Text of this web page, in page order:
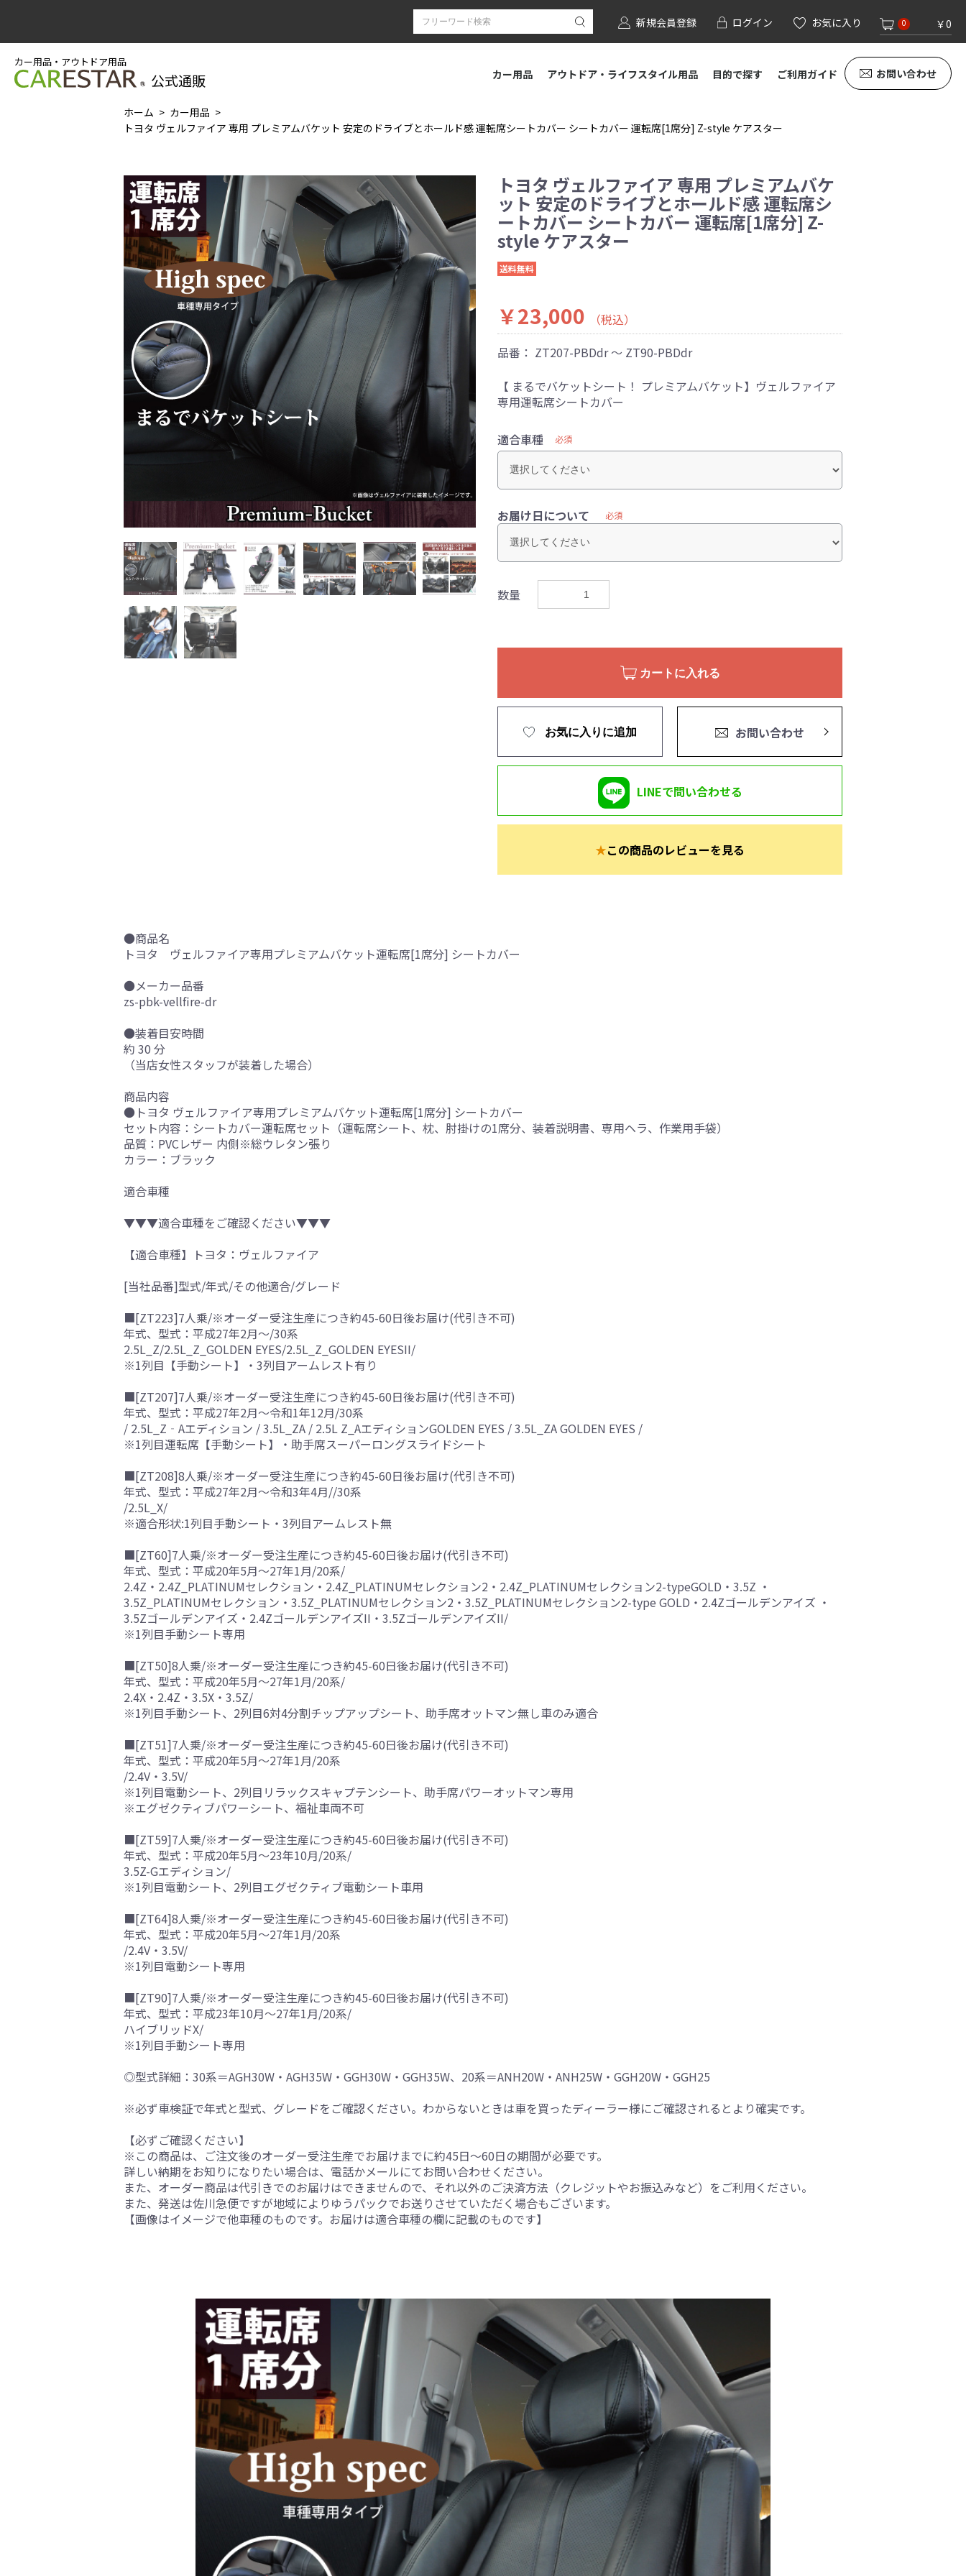
新規会員登録 ログイン お気に入り 0 ￥0
カー用品・アウトドア用品
公式通販 カー用品 アウトドア・ライフスタイル用品 目的で探す ご利用ガイド お問い合わせ
ホーム
カー用品
トヨタ ヴェルファイア 専用 プレミアムバケット 安定のドライブとホールド感 運転席シートカバー シートカバー 運転席[1席分] Z-style ケアスター
トヨタ ヴェルファイア 専用 プレミアムバケ
ット 安定のドライブとホールド感 運転席シ
ートカバー シートカバー 運転席[1席分] Z-
style ケアスター
送料無料
￥23,000
（税込）
品番： ZT207-PBDdr ～ ZT90-PBDdr
【 まるでバケットシート！ プレミアムバケット】ヴェルファイア
専用運転席シートカバー
適合車種 必須
お届け日について 必須
数量
カートに入れる
お気に入りに追加 お問い合わせ
LINEで問い合わせる
★この商品のレビューを見る
●商品名
トヨタ ヴェルファイア専用プレミアムバケット運転席[1席分] シートカバー
●メーカー品番
zs-pbk-vellfire-dr
●装着目安時間
約 30 分
（当店女性スタッフが装着した場合）
商品内容
●トヨタ ヴェルファイア専用プレミアムバケット運転席[1席分] シートカバー
セット内容：シートカバー運転席セット（運転席シート、枕、肘掛けの1席分、装着説明書、専用ヘラ、作業用手袋）
品質：PVCレザー 内側※総ウレタン張り
カラー：ブラック
適合車種
▼▼▼適合車種をご確認ください▼▼▼
【適合車種】トヨタ：ヴェルファイア
[当社品番]型式/年式/その他適合/グレード
■[ZT223]7人乗/※オーダー受注生産につき約45-60日後お届け(代引き不可)
年式、型式：平成27年2月～/30系
2.5L_Z/2.5L_Z_GOLDEN EYES/2.5L_Z_GOLDEN EYESII/
※1列目【手動シート】・3列目アームレスト有り
■[ZT207]7人乗/※オーダー受注生産につき約45-60日後お届け(代引き不可)
年式、型式：平成27年2月～令和1年12月/30系
/ 2.5L_Z‐Aエディション / 3.5L_ZA / 2.5L Z_AエディションGOLDEN EYES / 3.5L_ZA GOLDEN EYES /
※1列目運転席【手動シート】・助手席スーパーロングスライドシート
■[ZT208]8人乗/※オーダー受注生産につき約45-60日後お届け(代引き不可)
年式、型式：平成27年2月～令和3年4月//30系
/2.5L_X/
※適合形状:1列目手動シート・3列目アームレスト無
■[ZT60]7人乗/※オーダー受注生産につき約45-60日後お届け(代引き不可)
年式、型式：平成20年5月～27年1月/20系/
2.4Z・2.4Z_PLATINUMセレクション・2.4Z_PLATINUMセレクション2・2.4Z_PLATINUMセレクション2-typeGOLD・3.5Z ・
3.5Z_PLATINUMセレクション・3.5Z_PLATINUMセレクション2・3.5Z_PLATINUMセレクション2-type GOLD・2.4Zゴールデンアイズ ・
3.5Zゴールデンアイズ・2.4ZゴールデンアイズII・3.5ZゴールデンアイズII/
※1列目手動シート専用
■[ZT50]8人乗/※オーダー受注生産につき約45-60日後お届け(代引き不可)
年式、型式：平成20年5月～27年1月/20系/
2.4X・2.4Z・3.5X・3.5Z/
※1列目手動シート、2列目6対4分割チップアップシート、助手席オットマン無し車のみ適合
■[ZT51]7人乗/※オーダー受注生産につき約45-60日後お届け(代引き不可)
年式、型式：平成20年5月～27年1月/20系
/2.4V・3.5V/
※1列目電動シート、2列目リラックスキャプテンシート、助手席パワーオットマン専用
※エグゼクティブパワーシート、福祉車両不可
■[ZT59]7人乗/※オーダー受注生産につき約45-60日後お届け(代引き不可)
年式、型式：平成20年5月～23年10月/20系/
3.5Z-Gエディション/
※1列目電動シート、2列目エグゼクティブ電動シート車用
■[ZT64]8人乗/※オーダー受注生産につき約45-60日後お届け(代引き不可)
年式、型式：平成20年5月～27年1月/20系
/2.4V・3.5V/
※1列目電動シート専用
■[ZT90]7人乗/※オーダー受注生産につき約45-60日後お届け(代引き不可)
年式、型式：平成23年10月～27年1月/20系/
ハイブリッドX/
※1列目手動シート専用
◎型式詳細：30系＝AGH30W・AGH35W・GGH30W・GGH35W、20系＝ANH20W・ANH25W・GGH20W・GGH25
※必ず車検証で年式と型式、グレードをご確認ください。わからないときは車を買ったディーラー様にご確認されるとより確実です。
【必ずご確認ください】
※この商品は、ご注文後のオーダー受注生産でお届けまでに約45日～60日の期間が必要です。
詳しい納期をお知りになりたい場合は、電話かメールにてお問い合わせください。
また、オーダー商品は代引きでのお届けはできませんので、それ以外のご決済方法（クレジットやお振込みなど）をご利用ください。
また、発送は佐川急便ですが地域によりゆうパックでお送りさせていただく場合もございます。
【画像はイメージで他車種のものです。お届けは適合車種の欄に記載のものです】